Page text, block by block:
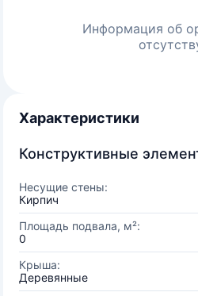
Информация об
Характеристики
Конструктивные
Несущие стены:
Кирпич
Площадь подвала, м²:
0
Крыша:
Деревянные